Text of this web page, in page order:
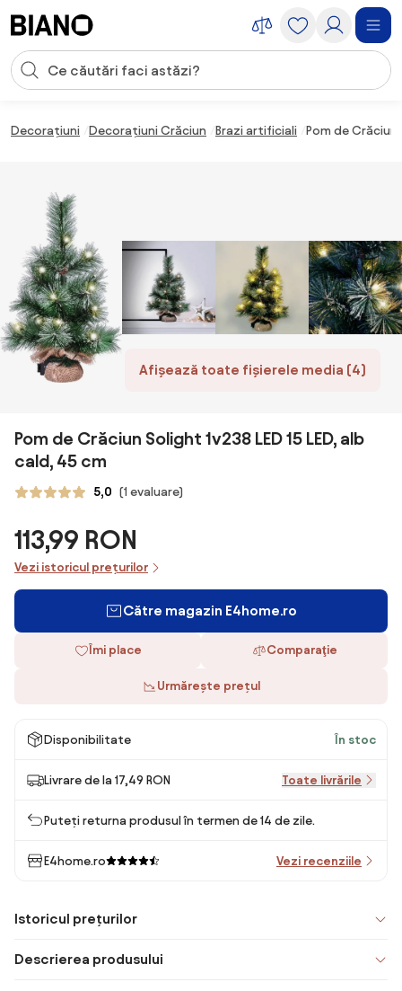
Introducerea căutării
Decorațiuni Decorațiuni Crăciun Brazi artificiali Pom de Crăciun
Afișează toate fișierele media (4)
Pom de Crăciun Solight 1v238 LED 15 LED, alb
cald, 45 cm
5,0 (1 evaluare)
113,99 RON
Vezi istoricul prețurilor
Către magazin E4home.ro
Îmi place Comparaţie
Urmărește prețul
Disponibilitate În stoc
Livrare de la 17,49 RON Toate livrările
Puteți returna produsul în termen de 14 de zile.
E4home.ro Vezi recenziile
Istoricul prețurilor
Descrierea produsului